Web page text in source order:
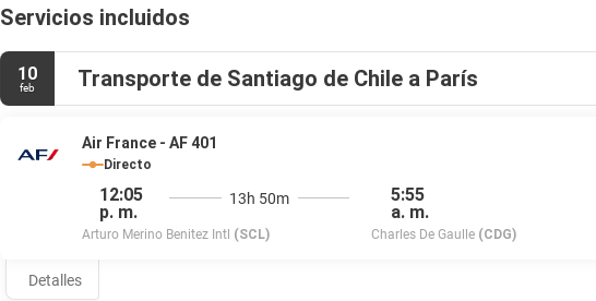
Servicios incluidos
10
feb Transporte de Santiago de Chile a París
Air France - AF 401
Directo
12:05
p. m.
Arturo Merino Benitez Intl (SCL)
13h 50m
5:55
a. m.
Charles De Gaulle (CDG)
Detalles